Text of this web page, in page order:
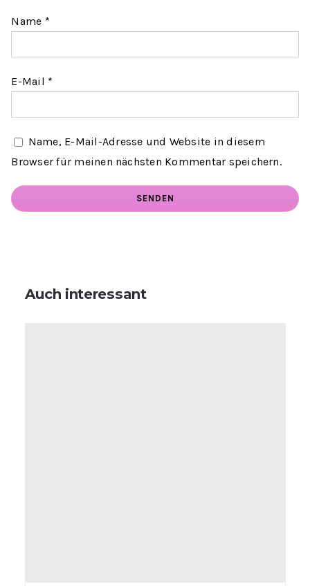
Name *
E-Mail *
Name, E-Mail-Adresse und Website in diesem
Browser für meinen nächsten Kommentar speichern.
Auch interessant